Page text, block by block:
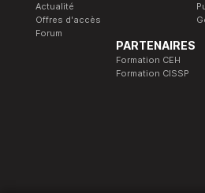
Actualité
Offres d'accès
Forum
PARTENAIRES
Formation CEH
Formation CISSP